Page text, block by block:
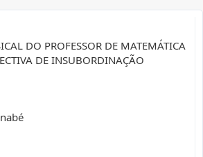
DO PROFESSOR DE MATEMÁTICA
DE INSUBORDINAÇÃO